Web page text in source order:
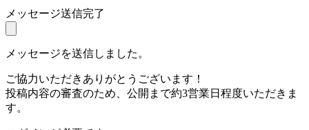
メッセージ送信完了
メッセージを送信しました。
ご協力いただきありがとうございます！
投稿内容の審査のため、公開まで約3営業日程度いただきま
す。